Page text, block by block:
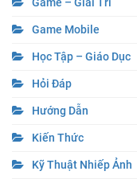
Game Mobile
Học Tập – Giáo Dục
Hỏi Đáp
Hướng Dẫn
Kiến Thức
Kỹ Thuật Nhiếp Ảnh